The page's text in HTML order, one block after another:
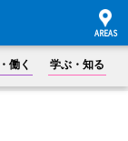
働く 学ぶ・知る